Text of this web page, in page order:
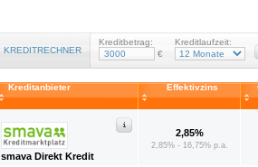
KREDITRECHNER
Kreditbetrag:
€
Kreditlaufzeit:
Kreditanbieter Effektivzins
smava Direkt Kredit
2,85%
2,85% - 16,75% p.a.